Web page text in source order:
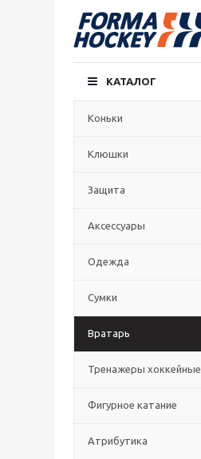
КАТАЛОГ
Коньки
Клюшки
Защита
Аксессуары
Одежда
Сумки
Вратарь
Тренажеры хоккейные
Фигурное катание
Атрибутика